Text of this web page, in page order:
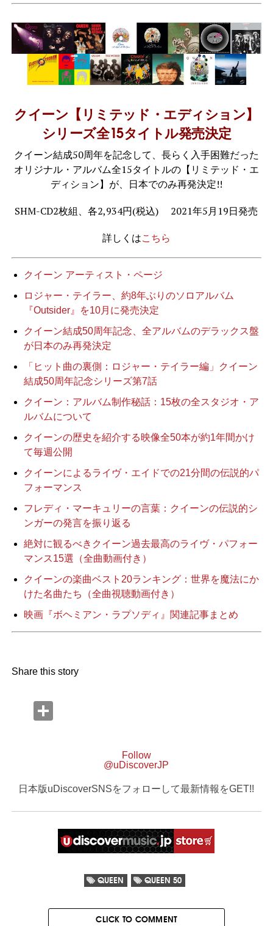
クイーン【リミテッド・エディション】
シリーズ全15タイトル発売決定
クイーン結成50周年を記念して、長らく入手困難だった
オリジナル・アルバム全15タイトルの【リミテッド・エ
ディション】が、日本でのみ再発決定!!
SHM-CD2枚組、各2,934円(税込) 2021年5月19日発売
詳しくはこちら
クイーン アーティスト・ページ
ロジャー・テイラー、約8年ぶりのソロアルバム
『Outsider』を10月に発売決定
クイーン結成50周年記念、全アルバムのデラックス盤
が日本のみ再発決定
「ヒット曲の裏側：ロジャー・テイラー編」クイーン
結成50周年記念シリーズ第7話
クイーン：アルバム制作秘話：15枚の全スタジオ・ア
ルバムについて
クイーンの歴史を紹介する映像全50本が約1年間かけ
て毎週公開
クイーンによるライヴ・エイドでの21分間の伝説的パ
フォーマンス
フレディ・マーキュリーの言葉：クイーンの伝説的シ
ンガーの発言を振り返る
絶対に観るべきクイーン過去最高のライヴ・パフォー
マンス15選（全曲動画付き）
クイーンの楽曲ベスト20ランキング：世界を魔法にか
けた名曲たち（全曲視聴動画付き）
映画『ボヘミアン・ラプソディ』関連記事まとめ
Share this story
Follow
@uDiscoverJP
日本版uDiscoverSNSをフォローして最新情報をGET!!
QUEEN QUEEN 50
CLICK TO COMMENT